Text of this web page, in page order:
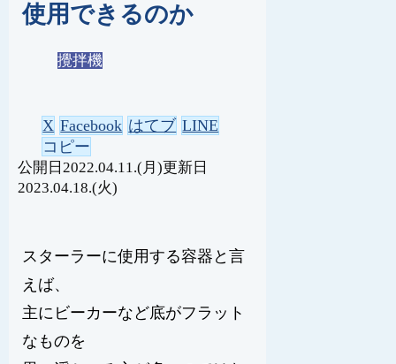
使用できるのか
攪拌機
X Facebook はてブ LINE
コピー
2022.04.11.(月)
2023.04.18.(火)
スターラーに使用する容器と言
えば、
主にビーカーなど底がフラット
なものを